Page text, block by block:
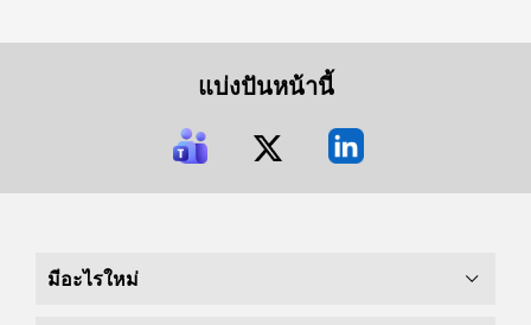
แบ่งปันหน้านี้
มีอะไรใหม่